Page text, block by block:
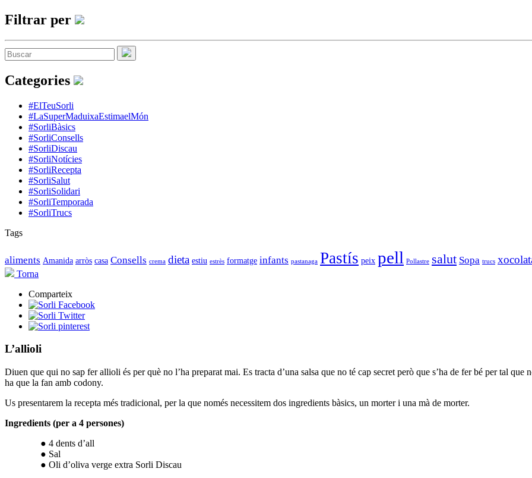
Filtrar per
Categories
#ElTeuSorli
#LaSuperMaduixaEstimaelMón
#SorliBàsics
#SorliConsells
#SorliDiscau
#SorliNotícies
#SorliRecepta
#SorliSalut
#SorliSolidari
#SorliTemporada
#SorliTrucs
Tags
aliments Amanida arròs casa Consells crema dieta estiu estrès formatge infants pastanaga Pastís peix pell Pollastre salut Sopa trucs
Torna
Comparteix
L’allioli
Diuen que qui no sap fer allioli és per què no l’ha preparat mai. Es tracta d’una salsa que no té cap secret però que s’ha de fer bé per tal
ha que la fan amb codony.
Us presentarem la recepta més tradicional, per la que només necessitem dos ingredients bàsics, un morter i una mà de morter.
Ingredients (per a 4 persones)
● 4 dents d’all
● Sal
● Oli d’oliva verge extra Sorli Discau